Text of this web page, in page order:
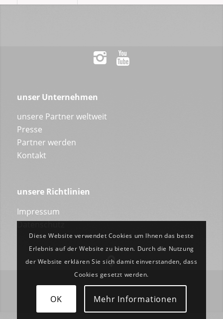
unser Unternehmen
unsere Partner weltweit
Presse
Partner werden
Kontakt
unsere Richtlinien
Impressum
Datenschutz
Diese Website verwendet Cookies um Ihnen das beste
Erlebnis auf der Website zu bieten. Durch die Nutzung
der Website erklären Sie sich damit einverstanden, dass
Cookies gesetzt werden.
OK Mehr Informationen